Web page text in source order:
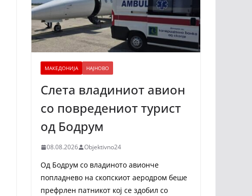
МАКЕДОНИЈА НАЈНОВО
Слета владиниот авион
со повредениот турист
од Бодрум
08.08.2026 Objektivno24
Од Бодрум со владиното авионче
попладнево на скопскиот аеродром беше
префрлен патникот кој се здобил со